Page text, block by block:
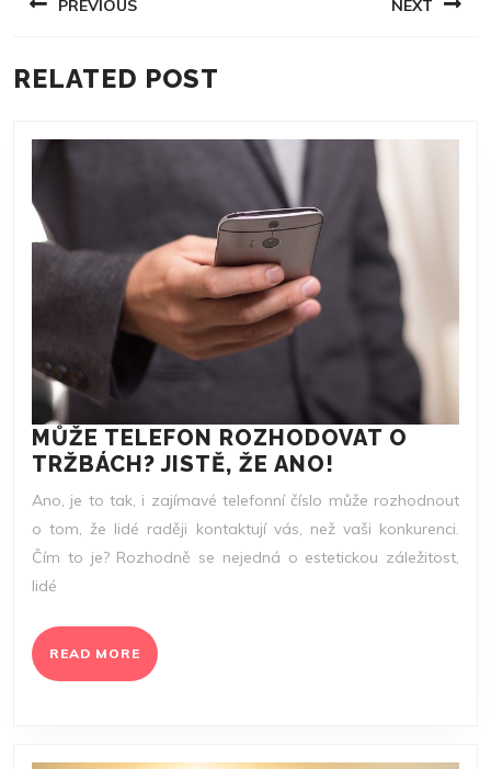
PROPREVIOUS
post:
NEXT
RELATED POST
MŮŽE TELEFON ROZHODOVAT O
TRŽBÁCH? JISTĚ, ŽE ANO!
TELEFON
O
TRŽBÁCH?
Ano, je to tak, i zajímavé telefonní číslo může rozhodnout
o tom, že lidé raději kontaktují vás, než vaši konkurenci.
Čím to je? Rozhodně se nejedná o estetickou záležitost,
lidé
READ MORE READ
MORE